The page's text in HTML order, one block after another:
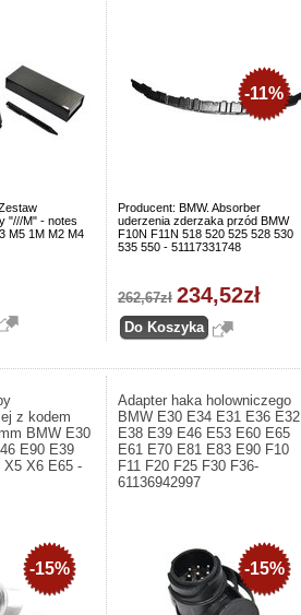
"///M" - notes
M5 1M M2 M4
Producent: BMW. Absorber
uderzenia zderzaka przód BMW
F10N F11N 518 520 525 528 530
535 550 - 51117331748
-11%
262,67zł 234,52zł
z kodem
BMW E30
E90 E39
X5 X6 E65 -
-15%
Adapter haka holowniczego
BMW E30 E34 E31 E36 E32
E38 E39 E46 E53 E60 E65
E61 E70 E81 E83 E90 F10
F11 F20 F25 F30 F36-
61136942997
-15%